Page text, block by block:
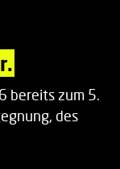
bereits zum 5.
des